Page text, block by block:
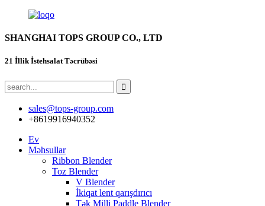
SHANGHAI TOPS GROUP CO., LTD
21 İllik İstehsalat Təcrübəsi
sales@tops-group.com
+8619916940352
Ev
Məhsullar
Ribbon Blender
Toz Blender
V Blender
İkiqat lent qarışdırıcı
Tək Milli Paddle Blender